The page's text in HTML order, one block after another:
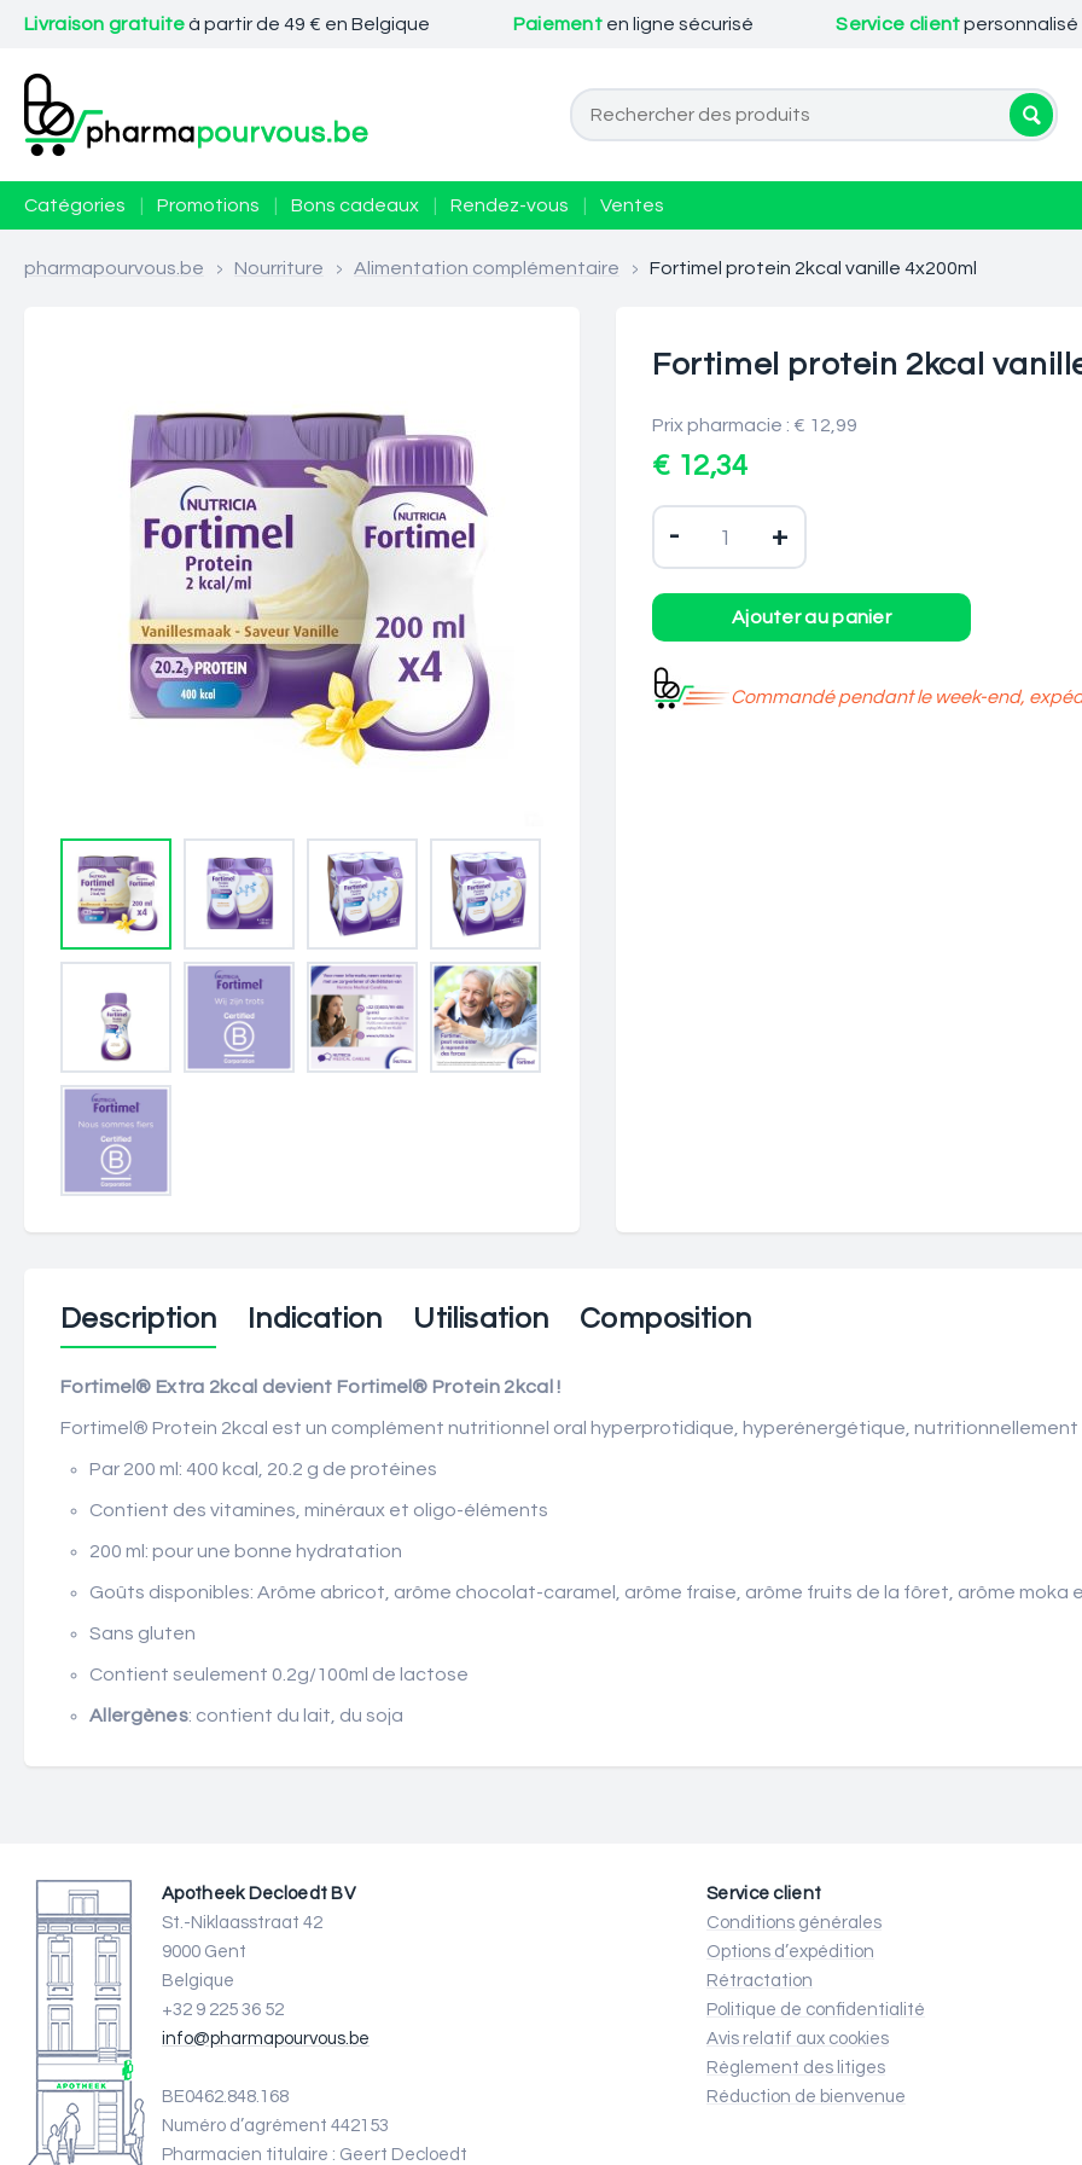
Livraison gratuiteà partir de 49 € en Belgique Paiement en ligne sécurisé Service clientpersonnalisé
Catégories Promotions Bons cadeaux Rendez-vous Ventes
pharmapourvous.be > Nourriture > Alimentation complémentaire > Fortimel protein 2kcal vanille 4x200ml
Fortimel protein 2kcal
Prix pharmacie : € 12,99
€ 12,34
- +
Commandé pendant le week-end,
Description Indication Utilisation Composition
Fortimel® Extra 2kcal devient Fortimel® Protein 2kcal !
Fortimel® Protein 2kcal est un complément nutritionnel oral hyperprotidique, hyperénergétique,
Par 200 ml: 400 kcal, 20.2 g de protéines
Contient des vitamines, minéraux et oligo-éléments
200 ml: pour une bonne hydratation
Goûts disponibles: Arôme abricot, arôme chocolat-caramel, arôme fraise, arôme fruits de la fôret, arôme moka
Sans gluten
Contient seulement 0.2g/100ml de lactose
Allergènes: contient du lait, du soja
Apotheek Decloedt BV
St.-Niklaasstraat 42
9000 Gent
Belgique
+32 9 225 36 52
info@pharmapourvous.be
BE0462.848.168
Numéro d’agrément 442153
Pharmacien titulaire : Geert Decloedt
Service client
Conditions générales
Options d’expédition
Rétractation
Politique de confidentialité
Avis relatif aux cookies
Règlement des litiges
Réduction de bienvenue